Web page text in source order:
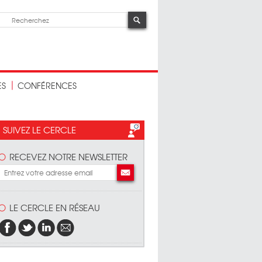
CONFÉRENCES
SUIVEZ LE CERCLE
RECEVEZ NOTRE NEWSLETTER
LE CERCLE EN RÉSEAU